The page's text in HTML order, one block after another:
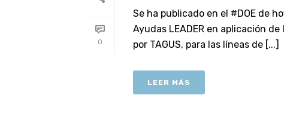
0
Se ha publicado en el #DOE de
Ayudas LEADER en aplicación
por TAGUS, para las líneas de [...]
LEER MÁS